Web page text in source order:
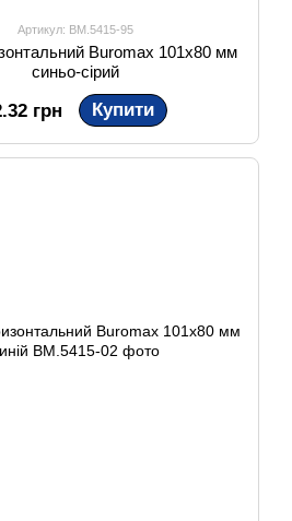
Артикул: BM.5415-95
Buromax 101х80 мм
синьо-сірий
грн Купити